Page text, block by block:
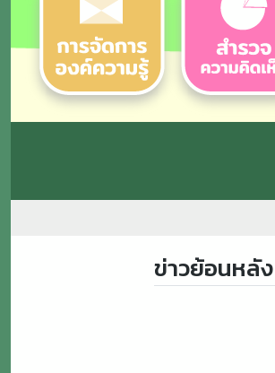
ข่าวย้อนหลัง